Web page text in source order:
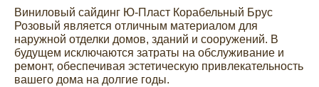
Виниловый сайдинг Ю-Пласт Корабельный Брус
Розовый является отличным материалом для
наружной отделки домов, зданий и сооружений. В
будущем исключаются затраты на обслуживание и
ремонт, обеспечивая эстетическую привлекательность
вашего дома на долгие годы.